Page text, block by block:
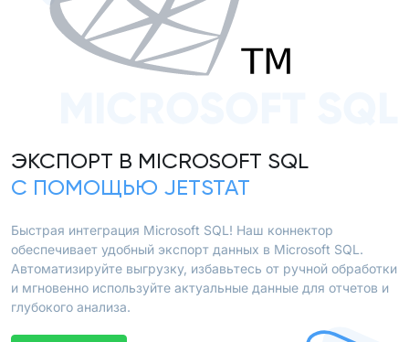
ЭКСПОРТ В MICROSOFT SQL
С ПОМОЩЬЮ JETSTAT
Быстрая интеграция Microsoft SQL! Наш коннектор
обеспечивает удобный экспорт данных в Microsoft SQL.
Автоматизируйте выгрузку, избавьтесь от ручной обработки
и мгновенно используйте актуальные данные для отчетов и
глубокого анализа.